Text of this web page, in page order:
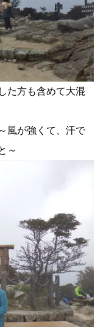
た方も含めて大混
風が強くて、汗で
～